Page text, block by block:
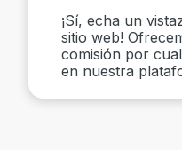
¡Sí, echa un
sitio web!
comisión por
en nuestra